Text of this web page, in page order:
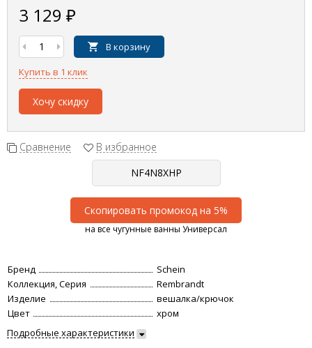
3 129 ₽
В корзину
Купить в 1 клик
Хочу скидку
Сравнение В избранное
Скопировать промокод на 5%
на все чугунные ванны Универсал
Бренд
Schein
Коллекция, Серия
Rembrandt
Изделие
вешалка/крючок
Цвет
хром
Подробные характеристики